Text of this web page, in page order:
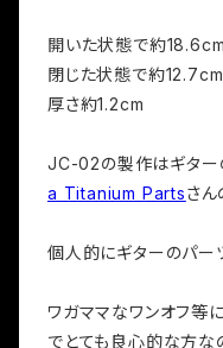
開いた状態で約18.6cm
閉じた状態で約12.7cm
厚さ約1.2cm
JC-02の製作はギター
a Titanium Partsさ
個人的にギターのパー
ワガママなワンオフ等
でとても良心的な方な